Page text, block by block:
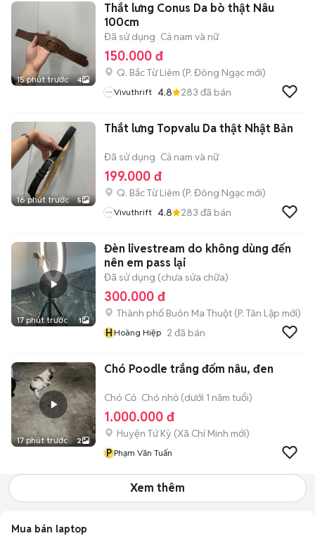
15 phút trước 4
Thắt lưng Conus Da bò thật Nâu
100cm
Đã sử dụng Cả nam và nữ
150.000 đ
Q. Bắc Từ Liêm (P. Đông Ngạc mới)
Vivuthrift 4.8 283 đã bán
16 phút trước 5
Thắt lưng Topvalu Da thật Nhật Bản
Đã sử dụng Cả nam và nữ
199.000 đ
Q. Bắc Từ Liêm (P. Đông Ngạc mới)
Vivuthrift 4.8 283 đã bán
17 phút trước 1
Đèn livestream do không dùng đến
nên em pass lại
Đã sử dụng (chưa sửa chữa)
300.000 đ
Thành phố Buôn Ma Thuột (P. Tân Lập mới)
HHoàng Hiệp 2 đã bán
17 phút trước 2
Chó Poodle trắng đốm nâu, đen
Chó Cỏ Chó nhỏ (dưới 1 năm tuổi)
1.000.000 đ
Huyện Tứ Kỳ (Xã Chí Minh mới)
P Phạm Văn Tuấn
Xem thêm
Mua bán laptop